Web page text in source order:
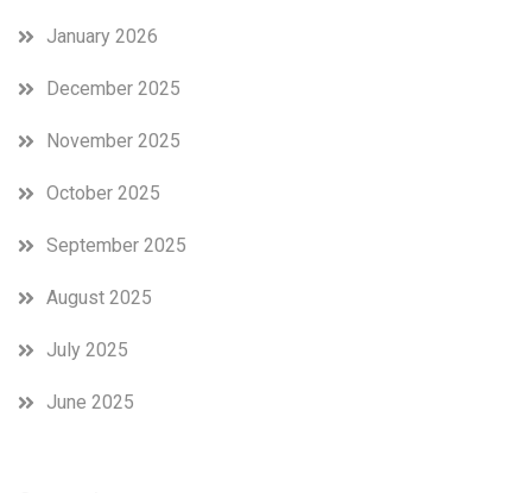
January 2026
December 2025
November 2025
October 2025
September 2025
August 2025
July 2025
June 2025